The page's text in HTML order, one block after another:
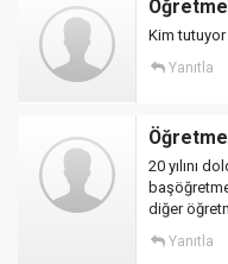
Kim tutuyor
Yanıtla
20 yılını
diğer
Yanıtla